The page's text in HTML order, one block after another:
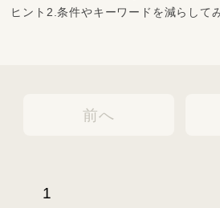
ヒント2.条件やキーワードを減らしてみ
前へ
1